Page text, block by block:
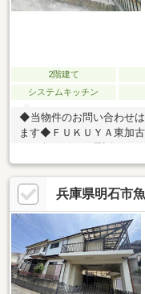
2階建て
システムキッチン
◆当物件のお問い合わせは
ます◆ＦＵＫＵＹＡ東加
ナメ向かい。お電話、メ
来店お待ちしております
の特徴】■2沿線利用可で
適＆エコな暮らしを始め
床暖房付（1階全体）■便
き、ゆっくりご内覧いた
古川店まで。■お気軽にお
兵庫県明石市